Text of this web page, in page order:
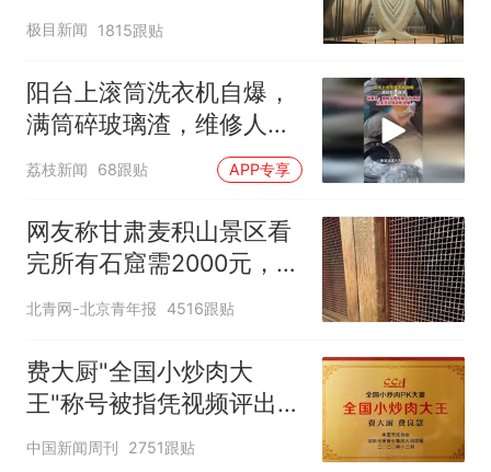
明显
极目新闻 1815跟贴
阳台上滚筒洗衣机自爆，
满筒碎玻璃渣，维修人员
称是人为原因，从未见过
荔枝新闻 68跟贴 APP专享
网友称甘肃麦积山景区看
完所有石窟需2000元，景
区：部分石窟受特别保
北青网-北京青年报 4516跟贴
费大厨"全国小炒肉大
王"称号被指凭视频评出
官方回应
中国新闻周刊 2751跟贴